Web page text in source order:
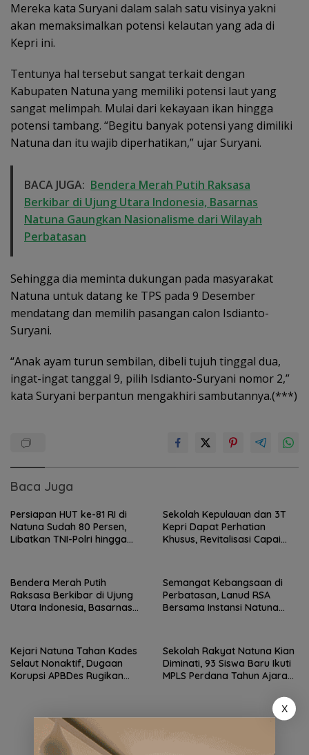
Mereka kata Suryani dalam salah satu visinya yakni
akan memaksimalkan potensi kelautan yang ada di
Kepri ini.
Tentunya hal tersebut sangat terkait dengan
Kabupaten Natuna yang memiliki potensi laut yang
sangat melimpah. Mulai dari kekayaan ikan hingga
potensi tambang. “Begitu banyak potensi yang dimiliki
Natuna dan itu wajib diperhatikan,” ujar Suryani.
BACA JUGA: Bendera Merah Putih Raksasa
Berkibar di Ujung Utara Indonesia, Basarnas
Natuna Gaungkan Nasionalisme dari Wilayah
Perbatasan
Sehingga dia meminta dukungan pada masyarakat
Natuna untuk datang ke TPS pada 9 Desember
mendatang dan memilih pasangan calon Isdianto-
Suryani.
“Anak ayam turun sembilan, dibeli tujuh tinggal dua,
ingat-ingat tanggal 9, pilih Isdianto-Suryani nomor 2,”
kata Suryani berpantun mengakhiri sambutannya.(***)
Baca Juga
Persiapan HUT ke-81 RI di
Natuna Sudah 80 Persen,
Libatkan TNI-Polri hingga
Sekolah Kepulauan dan 3T
Kepri Dapat Perhatian
Khusus, Revitalisasi Capai
Bendera Merah Putih
Raksasa Berkibar di Ujung
Utara Indonesia, Basarnas
Perbatasan
Semangat Kebangsaan di
Perbatasan, Lanud RSA
Bersama Instansi Natuna
Kejari Natuna Tahan Kades
Selaut Nonaktif, Dugaan
Korupsi APBDes Rugikan
Sekolah Rakyat Natuna Kian
Diminati, 93 Siswa Baru Ikuti
MPLS Perdana Tahun Ajaran
X